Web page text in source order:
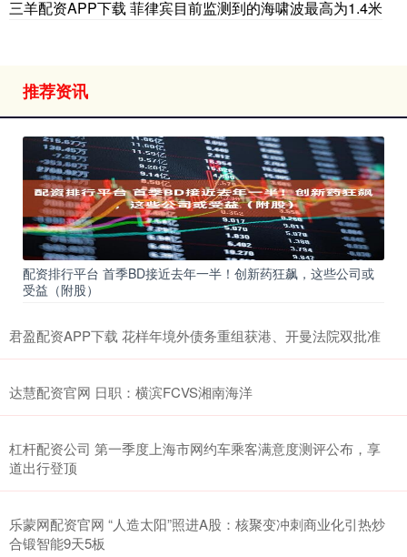
三羊配资APP下载 菲律宾目前监测到的海啸波最高为1.4米
推荐资讯
配资排行平台 首季BD接近去年一半！创新药狂飙，这些公司或
受益（附股）
君盈配资APP下载 花样年境外债务重组获港、开曼法院双批准
达慧配资官网 日职：横滨FCVS湘南海洋
杠杆配资公司 第一季度上海市网约车乘客满意度测评公布，享
道出行登顶
乐蒙网配资官网 “人造太阳”照进A股：核聚变冲刺商业化引热炒
合锻智能9天5板